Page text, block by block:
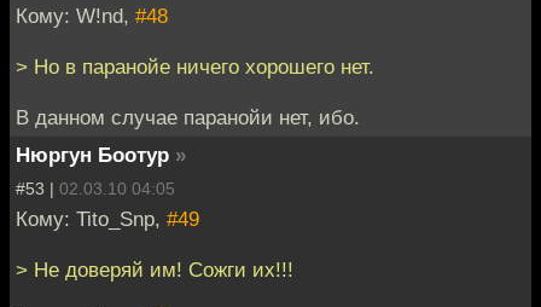
Кому: W!nd, #48
> Но в паранойе ничего хорошего нет.
В данном случае паранойи нет, ибо.
Нюргун Боотур »
#53 | 02.03.10 04:05
Кому: Tito_Snp, #49
> Не доверяй им! Сожги их!!!